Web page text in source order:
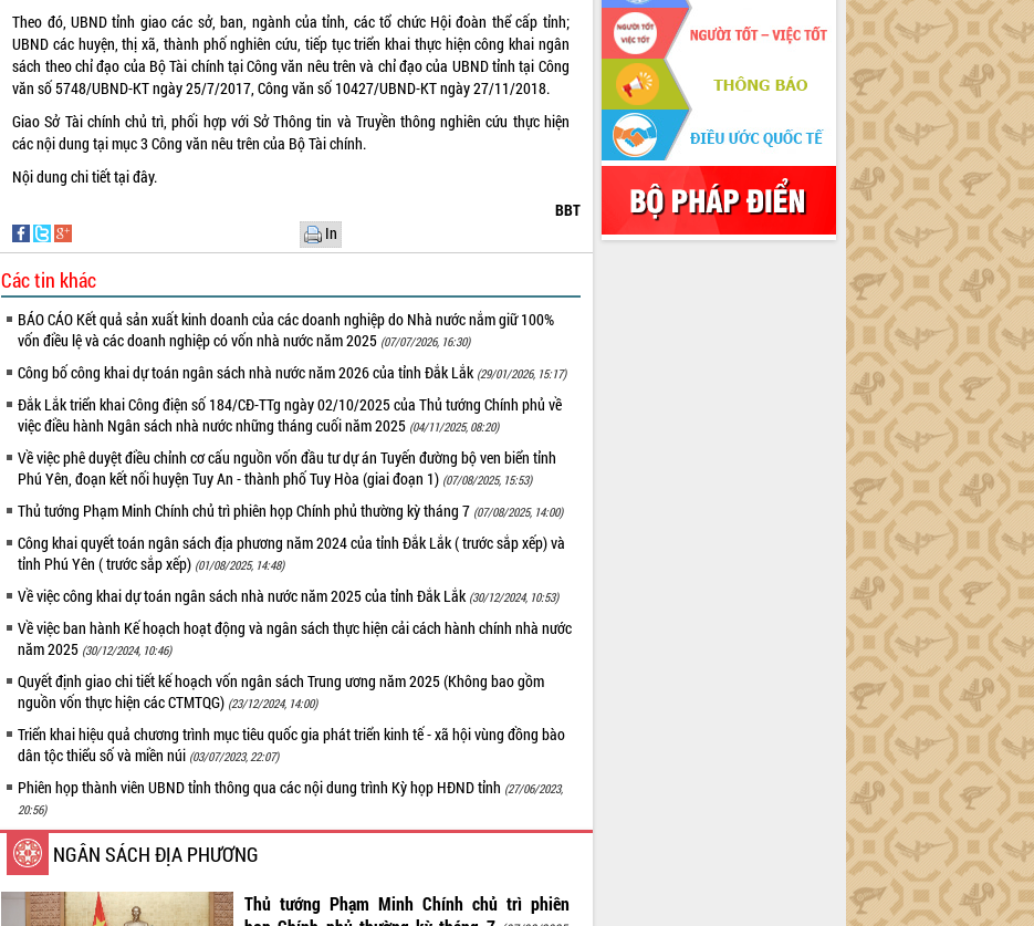
Theo đó, UBND tỉnh giao các sở, ban, ngành của tỉnh, các tổ chức Hội đoàn thể cấp tỉnh;
UBND các huyện, thị xã, thành phố nghiên cứu, tiếp tục triển khai thực hiện công khai ngân
sách theo chỉ đạo của Bộ Tài chính tại Công văn nêu trên và chỉ đạo của UBND tỉnh tại Công
văn số 5748/UBND-KT ngày 25/7/2017, Công văn số 10427/UBND-KT ngày 27/11/2018.
Giao Sở Tài chính chủ trì, phối hợp với Sở Thông tin và Truyền thông nghiên cứu thực hiện
các nội dung tại mục 3 Công văn nêu trên của Bộ Tài chính.
Nội dung chi tiếttại đây.
BBT
In
Các tin khác
BÁO CÁO Kết quả sản xuất kinh doanh của các doanh nghiệp do Nhà nước nắm giữ 100%
vốn điều lệ và các doanh nghiệp có vốn nhà nước năm 2025 (07/07/2026, 16:30)
Công bố công khai dự toán ngân sách nhà nước năm 2026 của tỉnh Đắk Lắk (29/01/2026, 15:17)
Đắk Lắk triển khai Công điện số 184/CĐ-TTg ngày 02/10/2025 của Thủ tướng Chính phủ về
việc điều hành Ngân sách nhà nước những tháng cuối năm 2025 (04/11/2025, 08:20)
Về việc phê duyệt điều chỉnh cơ cấu nguồn vốn đầu tư dự án Tuyến đường bộ ven biển tỉnh
Phú Yên, đoạn kết nối huyện Tuy An - thành phố Tuy Hòa (giai đoạn 1) (07/08/2025, 15:53)
Thủ tướng Phạm Minh Chính chủ trì phiên họp Chính phủ thường kỳ tháng 7 (07/08/2025, 14:00)
Công khai quyết toán ngân sách địa phương năm 2024 của tỉnh Đắk Lắk ( trước sắp xếp) và
tỉnh Phú Yên ( trước sắp xếp) (01/08/2025, 14:48)
Về việc công khai dự toán ngân sách nhà nước năm 2025 của tỉnh Đắk Lắk (30/12/2024, 10:53)
Về việc ban hành Kế hoạch hoạt động và ngân sách thực hiện cải cách hành chính nhà nước
năm 2025 (30/12/2024, 10:46)
Quyết định giao chi tiết kế hoạch vốn ngân sách Trung ương năm 2025 (Không bao gồm
nguồn vốn thực hiện các CTMTQG) (23/12/2024, 14:00)
Triển khai hiệu quả chương trình mục tiêu quốc gia phát triển kinh tế - xã hội vùng đồng bào
dân tộc thiểu số và miền núi (03/07/2023, 22:07)
Phiên họp thành viên UBND tỉnh thông qua các nội dung trình Kỳ họp HĐND tỉnh (27/06/2023,
20:56)
NGÂN SÁCH ĐỊA PHƯƠNG
Thủ tướng Phạm Minh Chính chủ trì phiên